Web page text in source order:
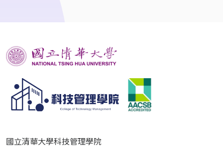
國立清華大學科技管理學院